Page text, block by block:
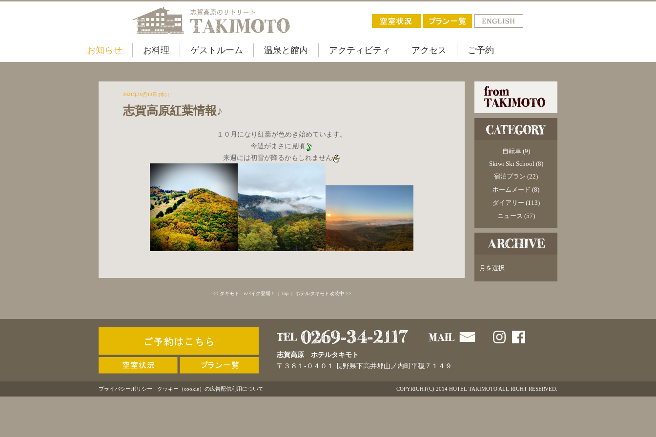
お知らせ お料理 ゲストルーム 温泉と館内 アクティビティ アクセス ご予約
2021年10月13日 (水) | -
志賀高原紅葉情報♪
１０月になり紅葉が色めき始めています。
今週がまさに見頃
来週には初雪が降るかもしれません
<< タキモト eバイク登場！ | top| ホテルタキモト改装中 >>
自転車(9)
Skiwi Ski School (8)
宿泊プラン (22)
ホームメード (8)
ダイアリー (113)
ニュース (57)
月を選択
志賀高原 ホテルタキモト
〒３８１-０４０１ 長野県下高井郡山ノ内町平穏７１４９
プライバシーポリシー クッキー（cookie）の広告配信利用について COPYRIGHT(C) 2014 HOTEL TAKIMOTO ALL RIGHT RESERVED.